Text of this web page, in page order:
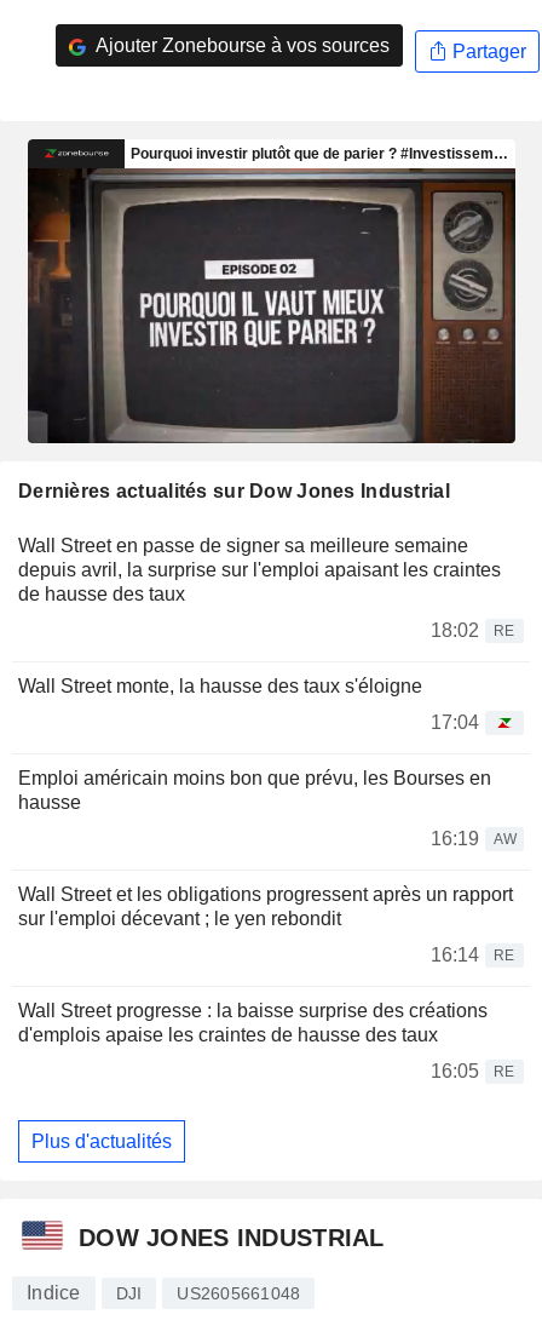
Ajouter Zonebourse à vos sources Partager
Dernières actualités sur Dow Jones Industrial
Wall Street en passe de signer sa meilleure semaine
depuis avril, la surprise sur l'emploi apaisant les craintes
de hausse des taux
18:02
RE
Wall Street monte, la hausse des taux s'éloigne
17:04
Emploi américain moins bon que prévu, les Bourses en
hausse
16:19
AW
Wall Street et les obligations progressent après un rapport
sur l'emploi décevant ; le yen rebondit
16:14
RE
Wall Street progresse : la baisse surprise des créations
d'emplois apaise les craintes de hausse des taux
16:05
RE
Plus d'actualités
DOW JONES INDUSTRIAL
Indice DJI US2605661048